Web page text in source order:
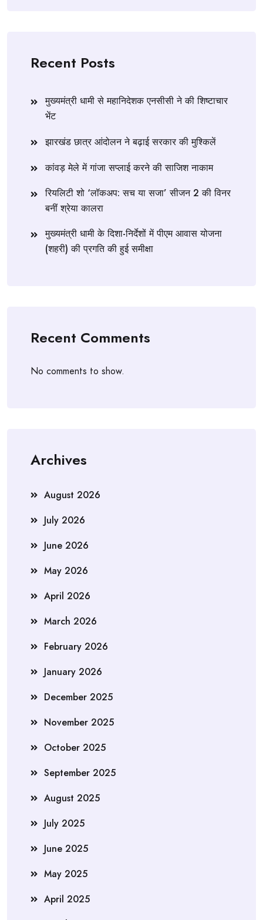
Recent Posts
मुख्यमंत्री धामी से महानिदेशक एनसीसी ने की शिष्टाचार
भेंट
झारखंड छात्र आंदोलन ने बढ़ाई सरकार की मुश्किलें
कांवड़ मेले में गांजा सप्लाई करने की साजिश नाकाम
रियलिटी शो ‘लॉकअप: सच या सजा’ सीजन 2 की विनर
बनीं श्रेया कालरा
मुख्यमंत्री धामी के दिशा-निर्देशों में पीएम आवास योजना
(शहरी) की प्रगति की हुई समीक्षा
Recent Comments
No comments to show.
Archives
August 2026
July 2026
June 2026
May 2026
April 2026
March 2026
February 2026
January 2026
December 2025
November 2025
October 2025
September 2025
August 2025
July 2025
June 2025
May 2025
April 2025